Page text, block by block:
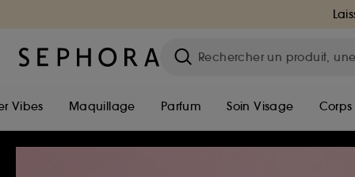
Vibes Maquillage Parfum Soin Visage Corps